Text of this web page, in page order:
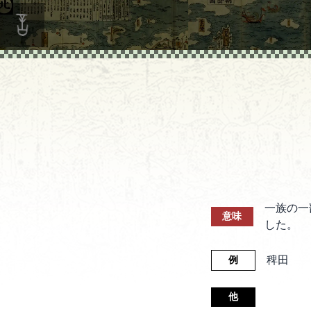
意味
一族の
した。
例 稗田
他